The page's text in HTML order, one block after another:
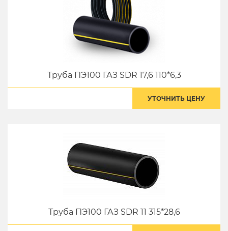
Труба ПЭ100 ГАЗ SDR 17,6 110*6,3
УТОЧНИТЬ ЦЕНУ
Труба ПЭ100 ГАЗ SDR 11 315*28,6